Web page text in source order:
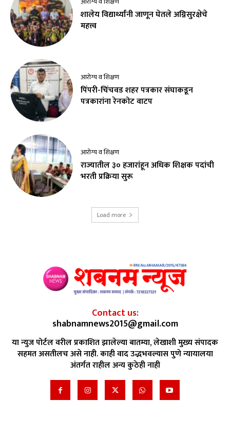
शालेय विद्यार्थ्यांनी जाणून घेतले अग्निसुरक्षेचे
महत्त्व
आरोग्य व शिक्षण
पिंपरी-चिंचवड शहर पत्रकार संघाकडून
पत्रकारांना रेनकोट वाटप
आरोग्य व शिक्षण
राज्यातील ३० हजारांहून अधिक शिक्षक पदांची
भरती प्रक्रिया सुरू
Load more
Contact us:
shabnamnews2015@gmail.com
या न्युज पोर्टल वरील प्रकाशित झालेल्या बातम्या, लेखाशी मुख्य संपादक
सहमत असतीलच असे नाही. काही वाद उद्भभवल्यास पुणे न्यायालया
अंतर्गत राहील अन्य कुठेही नाही